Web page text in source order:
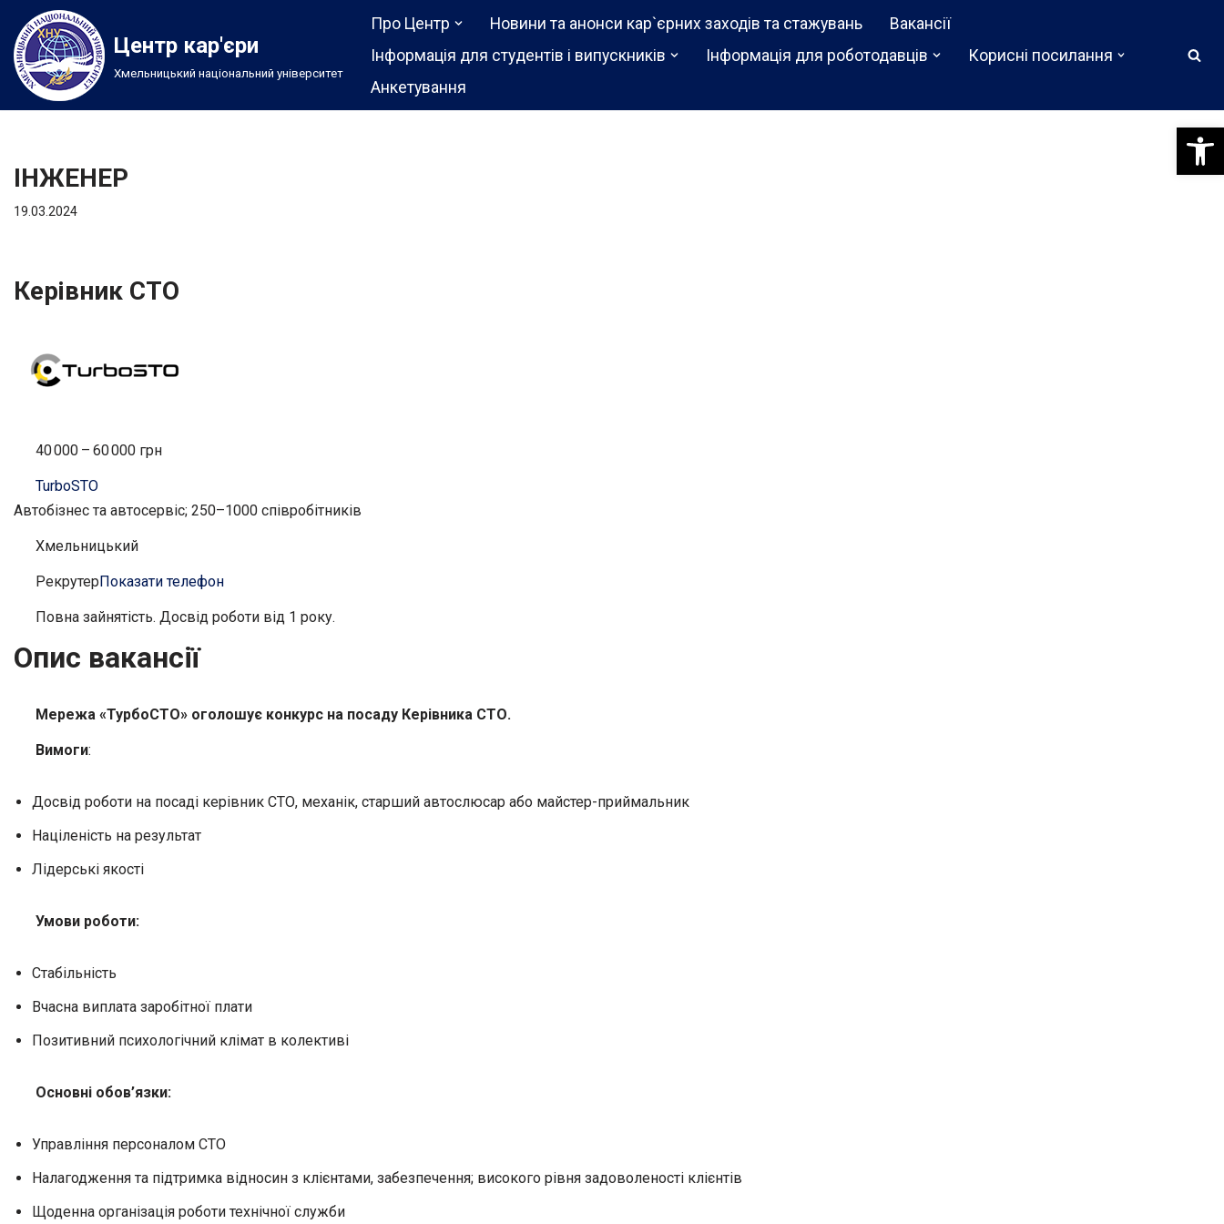
Перейти
до
вмісту
Центр кар'єри
Хмельницький національний університет
Про Центр Новини та анонси кар`єрних заходів та стажувань
Вакансії
Інформація для студентів і випускників
Інформація для роботодавців
Корисні посилання
Анкетування
ІНЖЕНЕР
19.03.2024
Керівник СТО
40 000 – 60 000 грн
TurboSTO
Автобізнес та автосервіс; 250–1000 співробітників
Хмельницький
РекрутерПоказати телефон
Повна зайнятість. Досвід роботи від 1 року.
Опис вакансії
Мережа «ТурбоСТО» оголошує конкурс на посаду Керівника СТО.
Вимоги:
Досвід роботи на посаді керівник СТО, механік, старший автослюсар або майстер-приймальник
Націленість на результат
Лідерські якості
Умови роботи:
Стабільність
Вчасна виплата заробітної плати
Позитивний психологічний клімат в колективі
Основні обов’язки:
Управління персоналом СТО
Налагодження та підтримка відносин з клієнтами, забезпечення; високого рівня задоволеності клієнтів
Щоденна організація роботи технічної служби